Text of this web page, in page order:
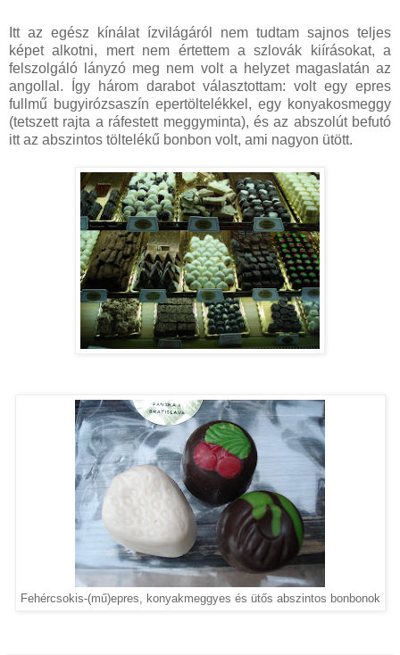
Itt az egész kínálat ízvilágáról nem tudtam sajnos teljes
képet alkotni, mert nem értettem a szlovák kiírásokat, a
felszolgáló lányzó meg nem volt a helyzet magaslatán az
angollal. Így három darabot választottam: volt egy epres
fullmű bugyirózsaszín epertöltelékkel, egy konyakosmeggy
(tetszett rajta a ráfestett meggyminta), és az abszolút befutó
itt az abszintos töltelékű bonbon volt, ami nagyon ütött.
Fehércsokis-(mű)epres, konyakmeggyes és ütős abszintos bonbonok